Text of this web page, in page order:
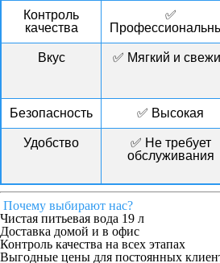
Контроль
качества
✅
Вкус ✅ Мягкий и
Безопасность ✅ Высокая
Удобство
✅ Не требует
обслуживания
Почему выбирают нас?
Чистая питьевая вода 19 л
Доставка домой и в офис
Контроль качества на всех этапах
Выгодные цены для постоянных